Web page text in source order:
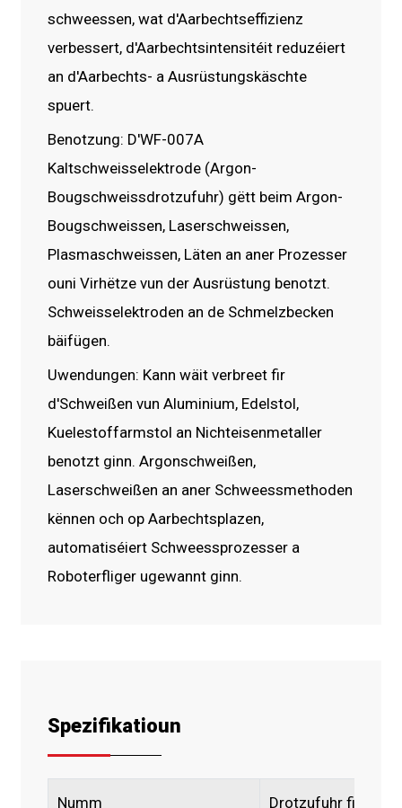
schweessen, wat d'Aarbechtseffizienz
verbessert, d'Aarbechtsintensitéit reduzéiert
an d'Aarbechts- a Ausrüstungskäschte
spuert.
Benotzung: D'WF-007A
Kaltschweisselektrode (Argon-
Bougschweissdrotzufuhr) gëtt beim Argon-
Bougschweissen, Laserschweissen,
Plasmaschweissen, Läten an aner Prozesser
ouni Virhëtze vun der Ausrüstung benotzt.
Schweisselektroden an de Schmelzbecken
bäifügen.
Uwendungen: Kann wäit verbreet fir
d'Schweißen vun Aluminium, Edelstol,
Kuelestoffarmstol an Nichteisenmetaller
benotzt ginn. Argonschweißen,
Laserschweißen an aner Schweessmethoden
kënnen och op Aarbechtsplazen,
automatiséiert Schweessprozesser a
Roboterfliger ugewannt ginn.
Spezifikatioun
Numm Drotzufuhr fir